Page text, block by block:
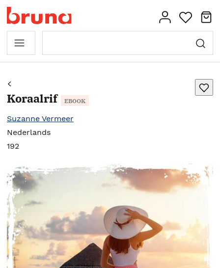
Koraalrif EBOOK
Suzanne Vermeer
Nederlands
192